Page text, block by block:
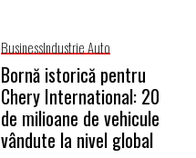
BusinessIndustrie Auto
Bornă istorică pentru
Chery International: 20
de milioane de vehicule
vândute la nivel global